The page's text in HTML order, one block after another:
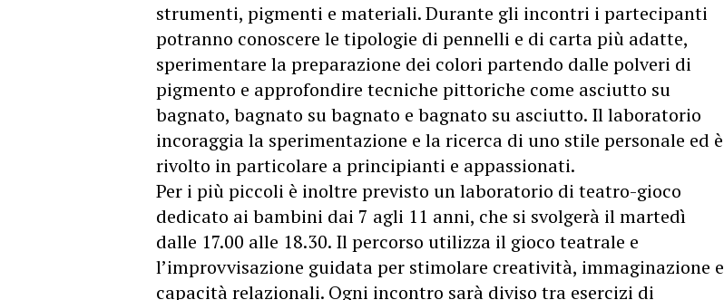
strumenti, pigmenti e materiali. Durante gli incontri i partecipanti
potranno conoscere le tipologie di pennelli e di carta più adatte,
sperimentare la preparazione dei colori partendo dalle polveri di
pigmento e approfondire tecniche pittoriche come asciutto su
bagnato, bagnato su bagnato e bagnato su asciutto. Il laboratorio
incoraggia la sperimentazione e la ricerca di uno stile personale ed è
rivolto in particolare a principianti e appassionati.
Per i più piccoli è inoltre previsto un laboratorio di teatro-gioco
dedicato ai bambini dai 7 agli 11 anni, che si svolgerà il martedì
dalle 17.00 alle 18.30. Il percorso utilizza il gioco teatrale e
l’improvvisazione guidata per stimolare creatività, immaginazione e
capacità relazionali. Ogni incontro sarà diviso tra esercizi di